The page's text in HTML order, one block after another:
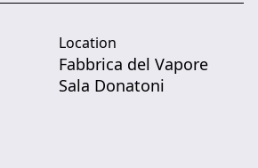
Location
Fabbrica del Vapore
Sala Donatoni